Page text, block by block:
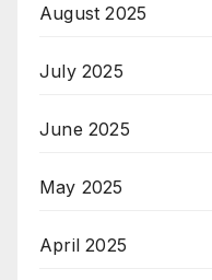
August 2025
July 2025
June 2025
May 2025
April 2025